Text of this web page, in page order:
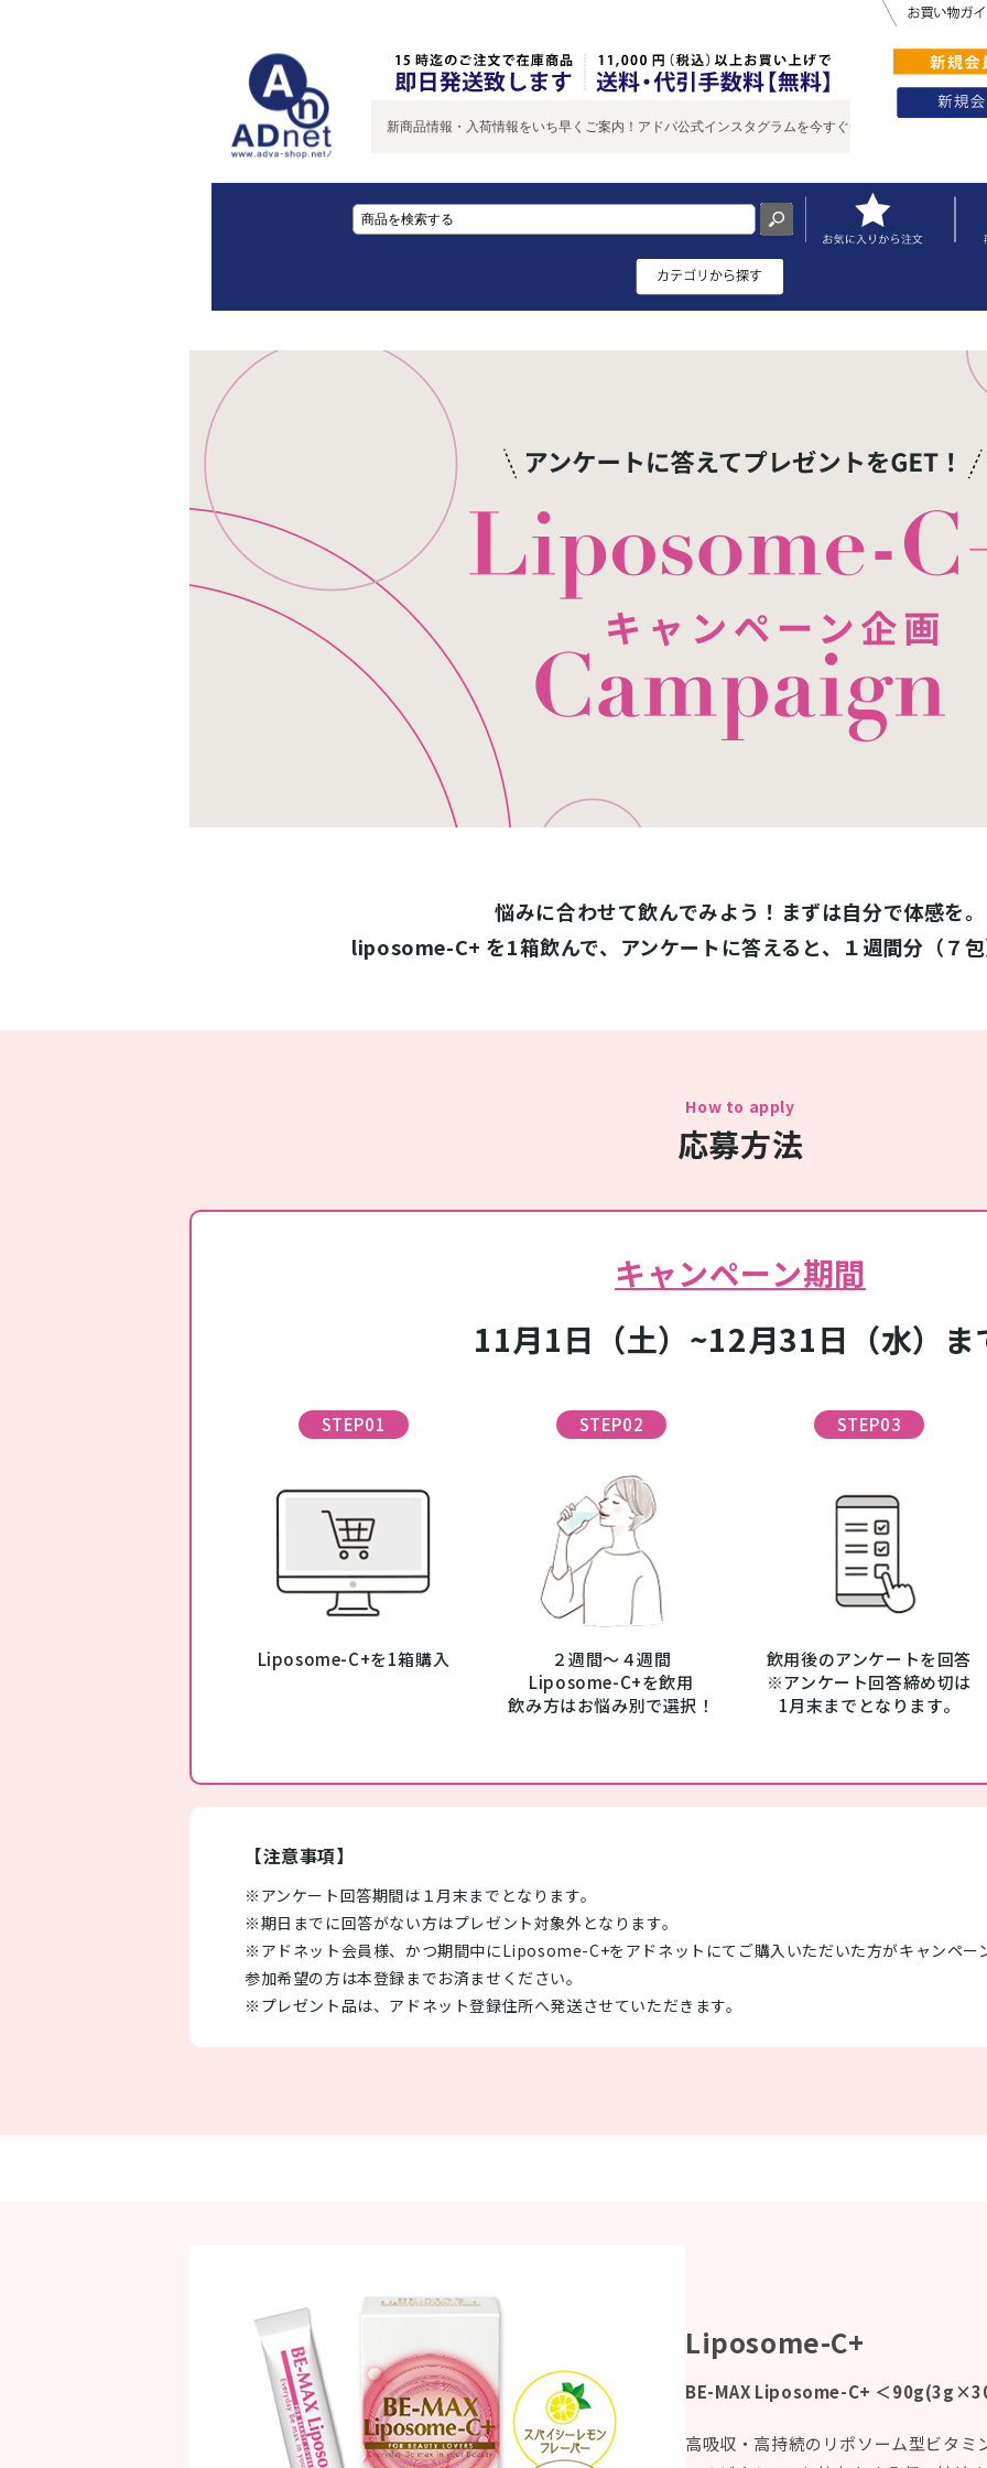
新商品情報・入荷情報をいち早くご案内！アドバ公式インスタグラムを今すぐチェック♪
悩みに合わせて飲んでみよう！まずは自分で体感を。
liposome-C+ を1箱飲んで、アンケートに答えると、１週間分（７
How to apply
応募方法
キャンペーン期間
11月1日（土）~12月31日（水）ま
Liposome-C+を1箱購入
２週間～４週間
Liposome-C+を飲用
飲み方はお悩み別で選択！
飲用後のアンケートを回答
※アンケート回答締め切は
1月末までとなります。
【注意事項】
※アンケート回答期間は１月末までとなります。
※期日までに回答がない方はプレゼント対象外となります。
※アドネット会員様、かつ期間中にLiposome-C+をアドネットにてご購入いただいた方がキャンペー
参加希望の方は本登録までお済ませください。
※プレゼント品は、アドネット登録住所へ発送させていただきます。
Liposome-C+
BE-MAX Liposome-C+ ＜
高吸収・高持続のリポソーム型ビタ